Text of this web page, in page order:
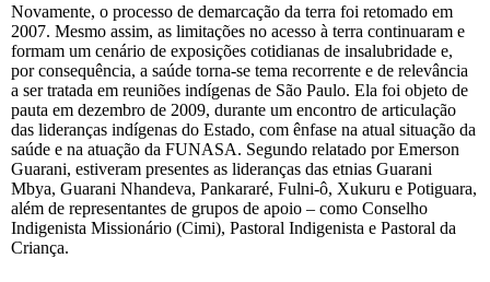
Novamente, o processo de demarcação da terra foi retomado em
2007. Mesmo assim, as limitações no acesso à terra continuaram e
formam um cenário de exposições cotidianas de insalubridade e,
por consequência, a saúde torna-se tema recorrente e de relevância
a ser tratada em reuniões indígenas de São Paulo. Ela foi objeto de
pauta em dezembro de 2009, durante um encontro de articulação
das lideranças indígenas do Estado, com ênfase na atual situação da
saúde e na atuação da FUNASA. Segundo relatado por Emerson
Guarani, estiveram presentes as lideranças das etnias Guarani
Mbya, Guarani Nhandeva, Pankararé, Fulni-ô, Xukuru e Potiguara,
além de representantes de grupos de apoio – como Conselho
Indigenista Missionário (Cimi), Pastoral Indigenista e Pastoral da
Criança.